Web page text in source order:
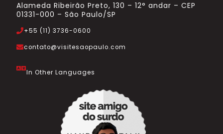
Alameda Ribeirão Preto, 130 – 12° andar – CEP
01331-000 – São Paulo/SP
+55 (11) 3736-0600
contato@visitesaopaulo.com
In Other Languages